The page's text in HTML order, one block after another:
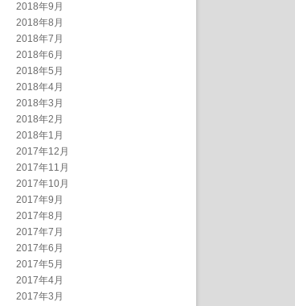
2018年9月
2018年8月
2018年7月
2018年6月
2018年5月
2018年4月
2018年3月
2018年2月
2018年1月
2017年12月
2017年11月
2017年10月
2017年9月
2017年8月
2017年7月
2017年6月
2017年5月
2017年4月
2017年3月